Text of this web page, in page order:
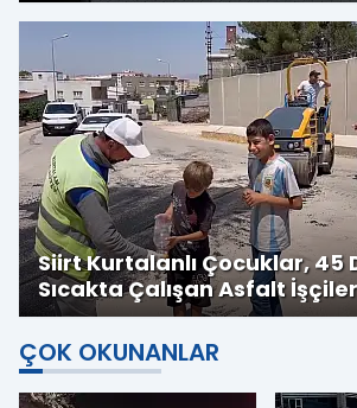
Siirt Kurtalanlı Çocuklar, 45
Sıcakta Çalışan Asfalt
Su İkramı
ÇOK OKUNANLAR